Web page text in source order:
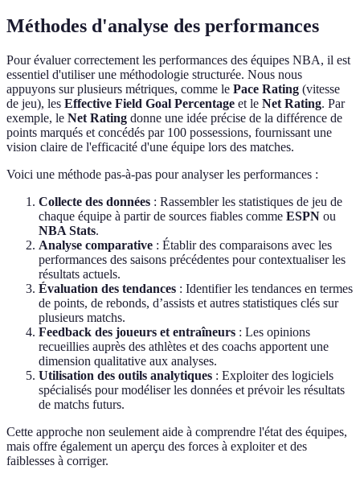
Méthodes d'analyse des performances
Pour évaluer correctement les performances des équipes NBA, il est
essentiel d'utiliser une méthodologie structurée. Nous nous
appuyons sur plusieurs métriques, comme le Pace Rating (vitesse
de jeu), les Effective Field Goal Percentage et le Net Rating. Par
exemple, le Net Rating donne une idée précise de la différence de
points marqués et concédés par 100 possessions, fournissant une
vision claire de l'efficacité d'une équipe lors des matches.
Voici une méthode pas-à-pas pour analyser les performances :
Collecte des données : Rassembler les statistiques de jeu de
chaque équipe à partir de sources fiables comme ESPN ou
NBA Stats.
Analyse comparative : Établir des comparaisons avec les
performances des saisons précédentes pour contextualiser les
résultats actuels.
Évaluation des tendances : Identifier les tendances en termes
de points, de rebonds, d’assists et autres statistiques clés sur
plusieurs matchs.
Feedback des joueurs et entraîneurs : Les opinions
recueillies auprès des athlètes et des coachs apportent une
dimension qualitative aux analyses.
Utilisation des outils analytiques : Exploiter des logiciels
spécialisés pour modéliser les données et prévoir les résultats
de matchs futurs.
Cette approche non seulement aide à comprendre l'état des équipes,
mais offre également un aperçu des forces à exploiter et des
faiblesses à corriger.